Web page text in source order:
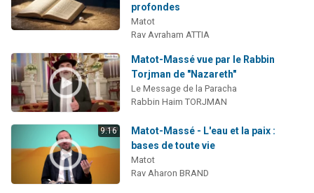
profondes
Matot
Rav Avraham ATTIA
Matot-Massé vue par le Rabbin
Torjman de "Nazareth"
Le Message de la Paracha
Rabbin Haim TORJMAN
9:16
Matot-Massé - L'eau et la paix :
bases de toute vie
Matot
Rav Aharon BRAND